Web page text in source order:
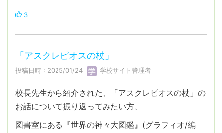
3
「アスクレピオスの杖」
投稿日時 : 2025/01/24 学校サイト管理者
校長先生から紹介された、「アスクレピオスの杖」の
お話について振り返ってみたい方、
図書室にある『世界の神々大図鑑』(グラフィオ/編